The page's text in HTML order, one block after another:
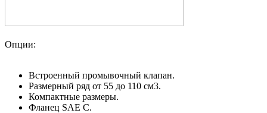
Опции:
Встроенный промывочный клапан.
Размерный ряд от 55 до 110 см3.
Компактные размеры.
Фланец SAE С.